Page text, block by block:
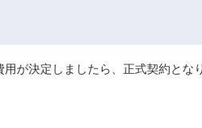
が決定しましたら、正式契約となり